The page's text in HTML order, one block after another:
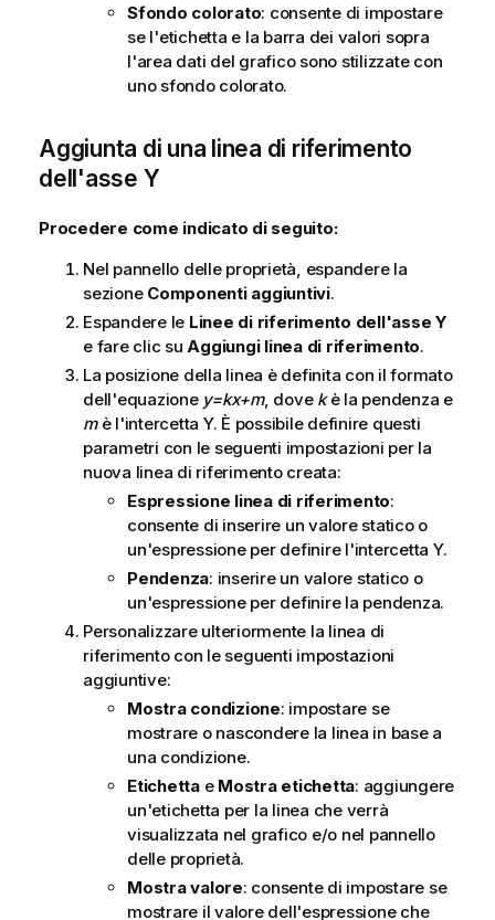
Sfondo colorato: consente di impostare
se l'etichetta e la barra dei valori sopra
l'area dati del grafico sono stilizzate con
uno sfondo colorato.
Aggiunta di una linea di riferimento
dell'asse Y
Procedere come indicato di seguito:
Nel pannello delle proprietà, espandere la
sezione Componenti aggiuntivi.
Espandere le Linee di riferimento dell'asse Y
e fare clic suAggiungi linea di riferimento.
La posizione della linea è definita con il formato
dell'equazione y=kx+m, dove kè la pendenza e
mè l'intercetta Y. È possibile definire questi
parametri con le seguenti impostazioni per la
nuova linea di riferimento creata:
Espressione linea di riferimento:
consente di inserire un valore statico o
un'espressione per definire l'intercetta Y.
Pendenza: inserire un valore statico o
un'espressione per definire la pendenza.
Personalizzare ulteriormente la linea di
riferimento con le seguenti impostazioni
aggiuntive:
Mostra condizione: impostare se
mostrare o nascondere la linea in base a
una condizione.
Etichettae Mostra etichetta: aggiungere
un'etichetta per la linea che verrà
visualizzata nel grafico e/o nel pannello
delle proprietà.
Mostra valore: consente di impostare se
mostrare il valore dell'espressione che